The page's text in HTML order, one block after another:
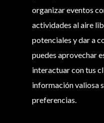
organizar eventos
actividades al aire
potenciales y dar a
puedes aprovechar
interactuar con tus
información valiosa
preferencias.